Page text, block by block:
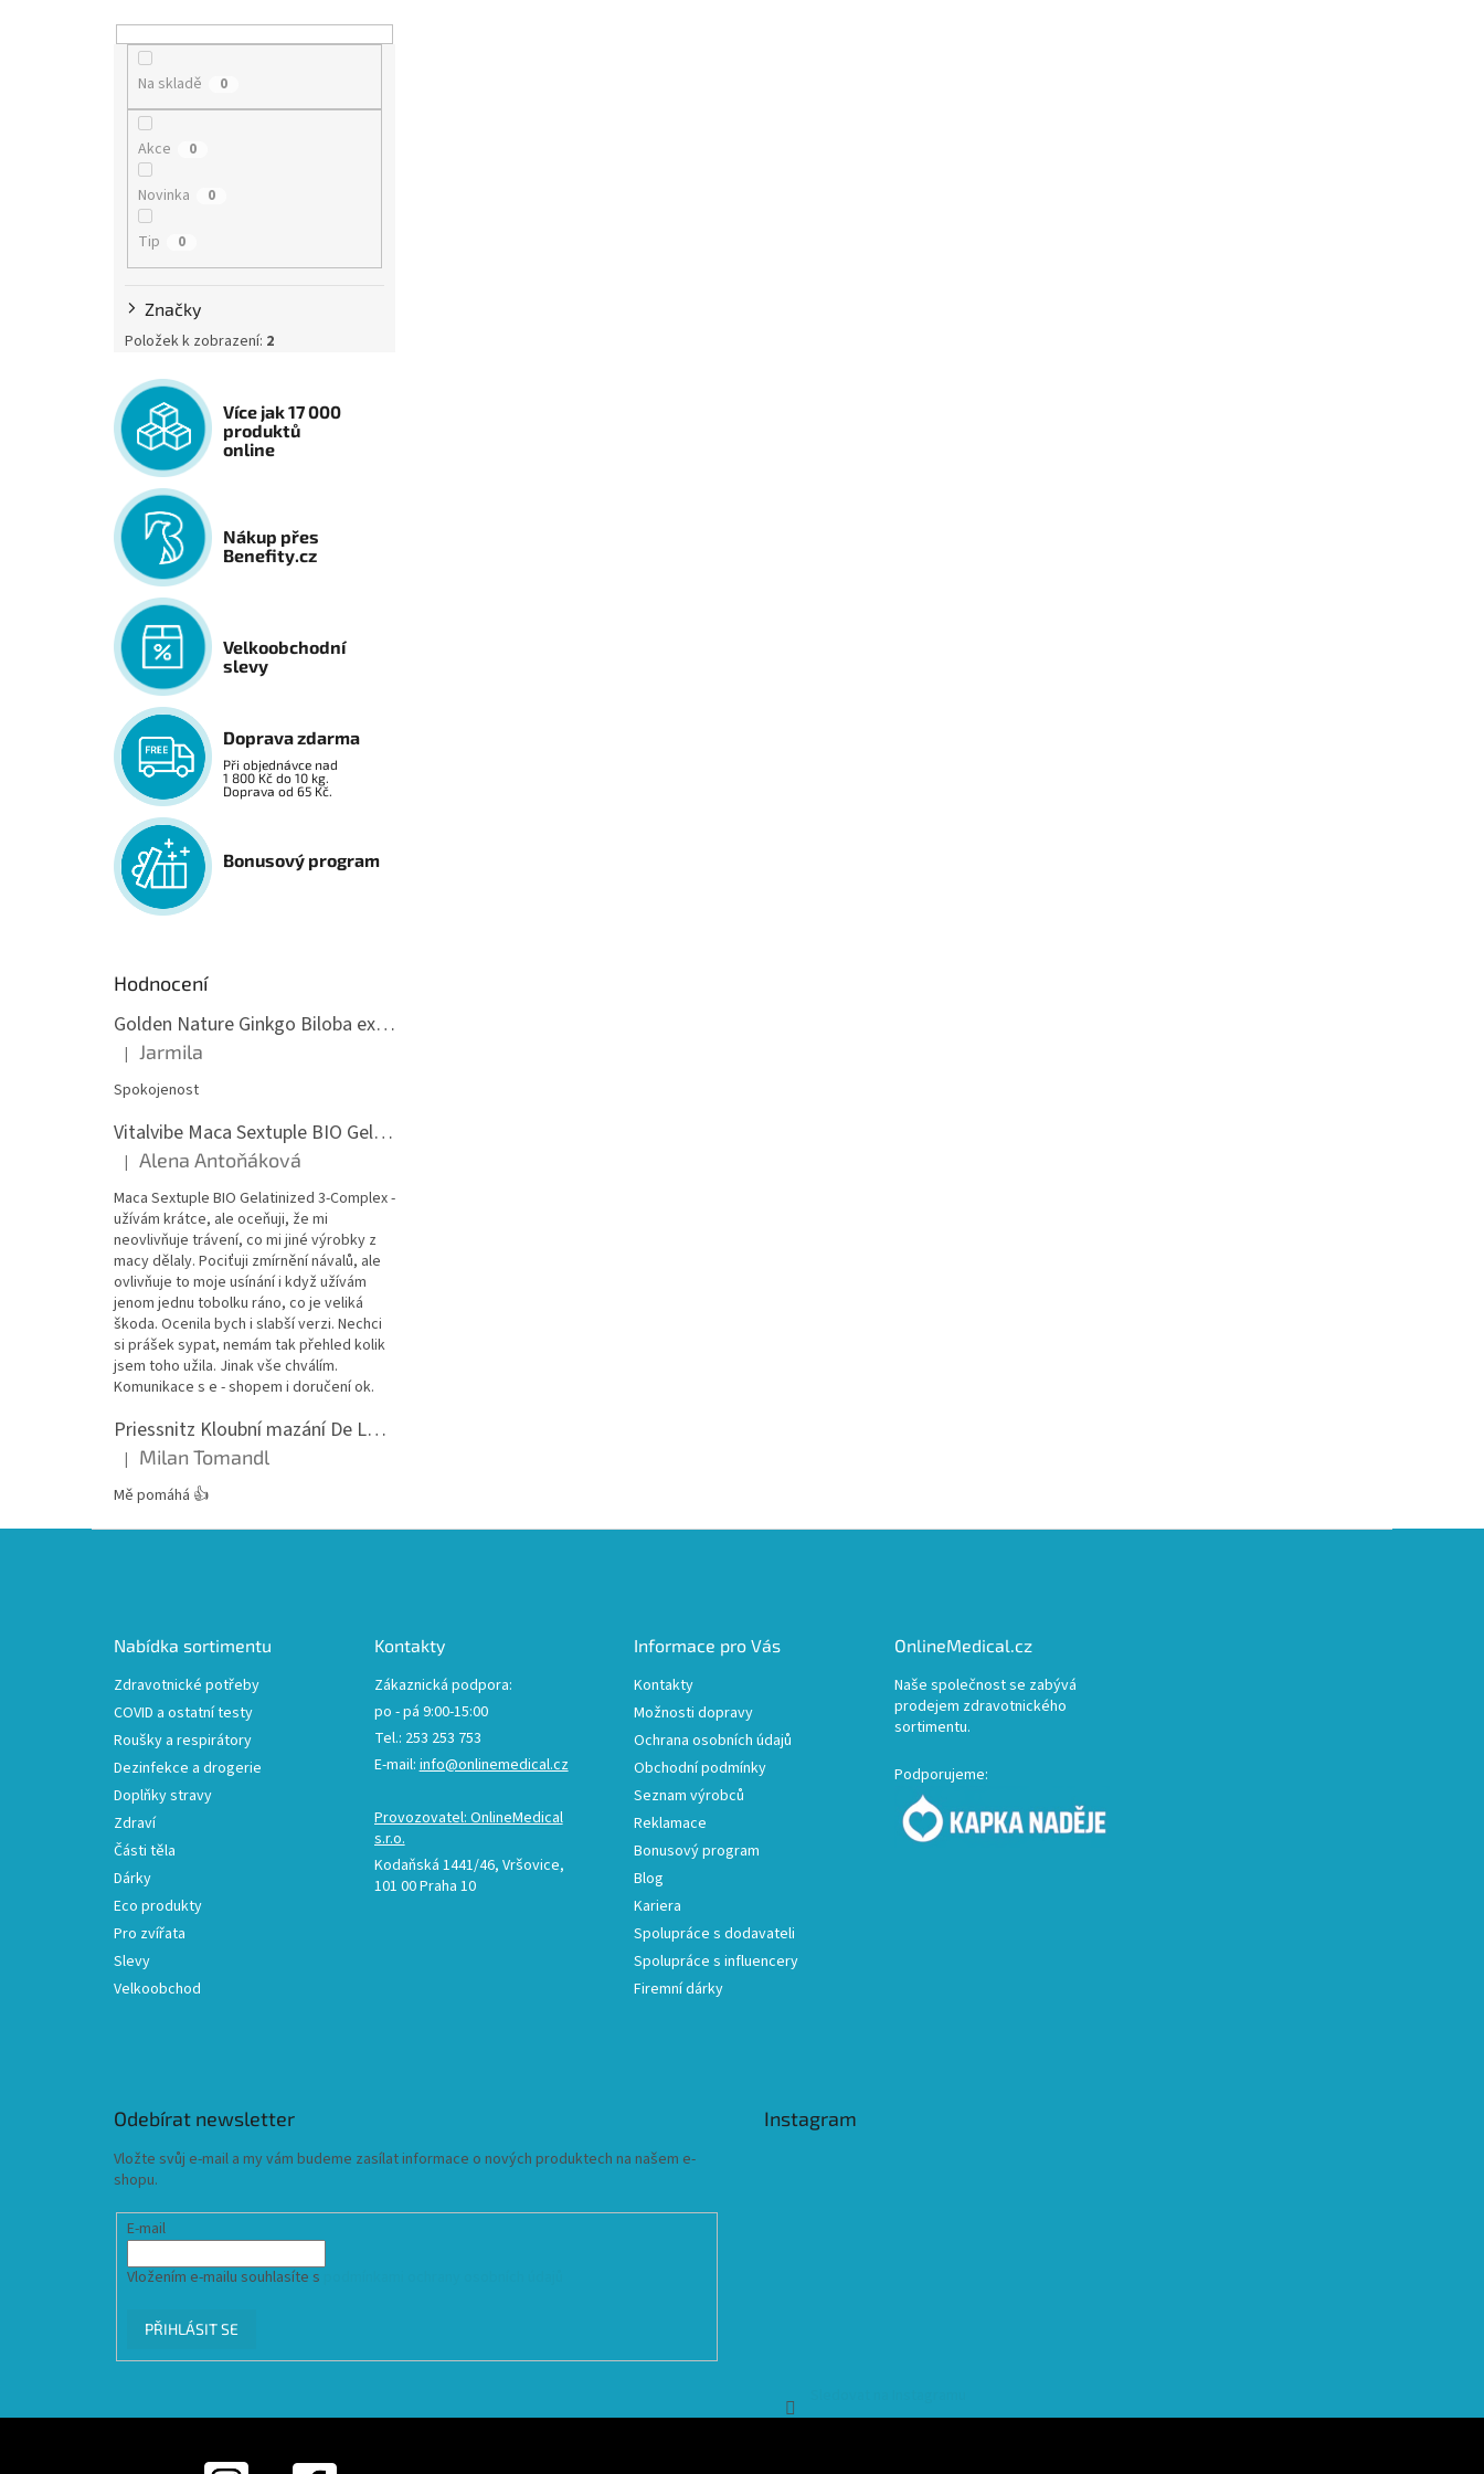
Na skladě 0
Akce 0
Novinka 0
Tip 0
Značky
Položek k zobrazení: 2
Více jak 17 000
produktů
online
Nákup přes
Benefity.cz
Velkoobchodní
slevy
Doprava zdarma
Při objednávce nad
1 800 Kč do 10 kg.
Doprava od 65 Kč.
Bonusový program
Hodnocení
Golden Nature Ginkgo Biloba extrakt 50:1 60mg, 100 kapslí
Hodnocení produktu je 5 z 5 hvězdiček.
| Jarmila
Spokojenost
Vitalvibe Maca Sextuple BIO Gelatinized 3-Complex, 60 kapslí
Hodnocení produktu je 5 z 5 hvězdiček.
| Alena Antoňáková
Maca Sextuple BIO Gelatinized 3-Complex -
užívám krátce, ale oceňuji, že mi
neovlivňuje trávení, co mi jiné výrobky z
macy dělaly. Pociťuji zmírnění návalů, ale
ovlivňuje to moje usínání i když užívám
jenom jednu tobolku ráno, co je veliká
škoda. Ocenila bych i slabší verzi. Nechci
si prášek sypat, nemám tak přehled kolik
jsem toho užila. Jinak vše chválím.
Komunikace s e - shopem i doručení ok.
Priessnitz Kloubní mazání De Luxe, 200ml
Hodnocení produktu je 5 z 5 hvězdiček.
| Milan Tomandl
Mě pomáhá 👍
Nabídka sortimentu
Zdravotnické potřeby
COVID a ostatní testy
Roušky a respirátory
Dezinfekce a drogerie
Doplňky stravy
Zdraví
Části těla
Dárky
Eco produkty
Pro zvířata
Slevy
Velkoobchod
Kontakty
Zákaznická podpora:
po - pá 9:00-15:00
Tel.: 253 253 753
E-mail: info@onlinemedical.cz
Provozovatel: OnlineMedical
s.r.o.
Kodaňská 1441/46, Vršovice,
101 00 Praha 10
Informace pro Vás
Kontakty
Možnosti dopravy
Ochrana osobních údajů
Obchodní podmínky
Seznam výrobců
Reklamace
Bonusový program
Blog
Kariera
Spolupráce s dodavateli
Spolupráce s influencery
Firemní dárky
OnlineMedical.cz
Naše společnost se zabývá
prodejem zdravotnického
sortimentu.
Podporujeme:
Odebírat newsletter
Vložte svůj e-mail a my vám budeme zasílat informace o nových produktech na našem e-
shopu.
E-mail
Vložením e-mailu souhlasíte s
PŘIHLÁSIT SE
Instagram